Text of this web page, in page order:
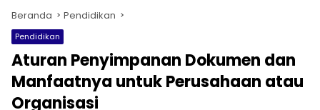
Beranda Pendidikan
Pendidikan
Aturan Penyimpanan Dokumen dan
Manfaatnya untuk Perusahaan atau
Organisasi